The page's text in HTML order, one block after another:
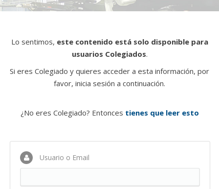
Lo sentimos, este contenido está solo disponible para
usuarios Colegiados.
Si eres Colegiado y quieres acceder a esta información, por
favor, inicia sesión a continuación.
¿No eres Colegiado? Entonces tienes que leer esto
Usuario o Email